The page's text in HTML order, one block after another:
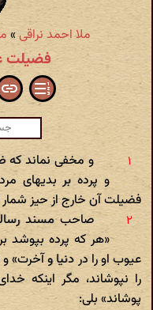
ملا احمد نراقی»
فضیلت
و مخفی نماند
و پرده بر بدیهای
فضیلت آن خارج از حیز
صاحب مسند
«هر که پرده بپوشد
عیوب او را در دنیا و آخرت»
را نپوشاند، مگر اینکه
پوشاند» بلی: